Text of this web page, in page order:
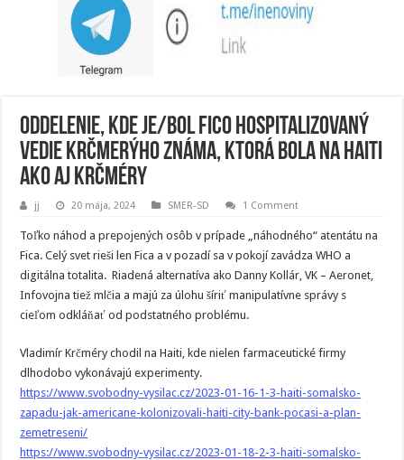
Oddelenie, kde je/bol Fico hospitalizovaný
vedie Krčmerýho známa, ktorá bola na Haiti
ako aj Krčméry
jj 20 mája, 2024 SMER-SD 1 Comment
Toľko náhod a prepojených osôb v prípade „náhodného“ atentátu na
Fica. Celý svet rieši len Fica a v pozadí sa v pokojí zavádza WHO a
digitálna totalita. Riadená alternatíva ako Danny Kollár, VK – Aeronet,
Infovojna tiež mlčia a majú za úlohu šíriť manipulatívne správy s
cieľom odkláňať od podstatného problému.
Vladimír Krčméry chodil na Haiti, kde nielen farmaceutické firmy
dlhodobo vykonávajú experimenty.
https://www.svobodny-vysilac.cz/2023-01-16-1-3-haiti-somalsko-
zapadu-jak-americane-kolonizovali-haiti-city-bank-pocasi-a-plan-
zemetreseni/
https://www.svobodny-vysilac.cz/2023-01-18-2-3-haiti-somalsko-